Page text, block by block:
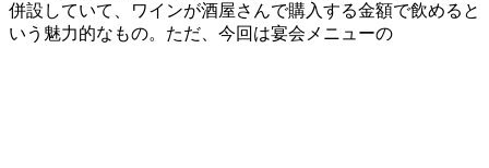
併設していて、ワインが酒屋さんで購入する金額で飲めると
いう魅力的なもの。ただ、今回は宴会メニューの